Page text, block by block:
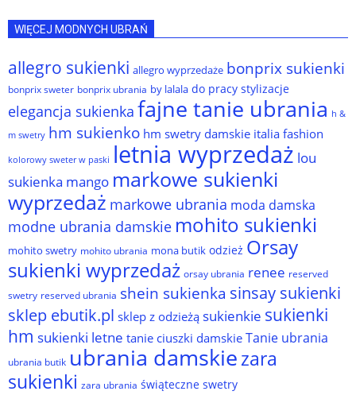
WIĘCEJ MODNYCH UBRAŃ
allegro sukienki allegro wyprzedaże bonprix sukienki
bonprix sweter bonprix ubrania by lalala do pracy stylizacje
elegancja sukienka fajne tanie ubrania h &
m swetry hm sukienko hm swetry damskie italia fashion
kolorowy sweter w paski letnia wyprzedaż lou
sukienka mango markowe sukienki
wyprzedaż markowe ubrania moda damska
modne ubrania damskie mohito sukienki
mohito swetry mohito ubrania mona butik odzież Orsay
sukienki wyprzedaż orsay ubrania renee reserved
swetry reserved ubrania shein sukienka sinsay sukienki
sklep ebutik.pl sklep z odzieżą sukienkie sukienki
hm sukienki letne tanie ciuszki damskie Tanie ubrania
ubrania butik ubrania damskiezara
sukienki zara ubrania świąteczne swetry